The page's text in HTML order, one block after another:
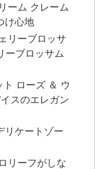
ーム クレーム
け心地
リーブロッサ
ーブロッサム
ローズ ＆ ウ
スのエレガン
ケートゾー
リーフがしな